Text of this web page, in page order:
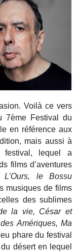
Voilà ce vers
7ème Festival du
en référence aux
mais aussi à
festival, lequel a
films d’aventures
L’Ours, le Bossu
musiques de films
des sublimes
la vie, César et
Amériques, Ma
phare du festival
désert en lequel